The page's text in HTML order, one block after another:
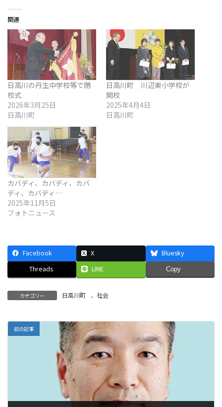
関連
日高川の丹生中学校等で閉
校式
2026年3月25日
日高川町
日高川町 川辺東小学校が
開校
2025年4月4日
日高川町
カバディ、カバディ、カバ
ディ、カバディ…
2025年11月5日
フォトニュース
Facebook X
Bluesky
Threads
LINE Copy
カテゴリー 日高川町 、 社会
前の記事